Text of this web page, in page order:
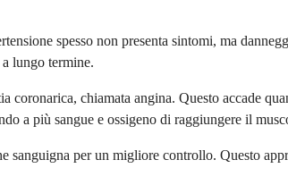
spesso non presenta sintomi, ma
lungo termine.
chiamata angina. Questo accade
a più sangue e ossigeno di raggiungere il
per un migliore controllo. Questo